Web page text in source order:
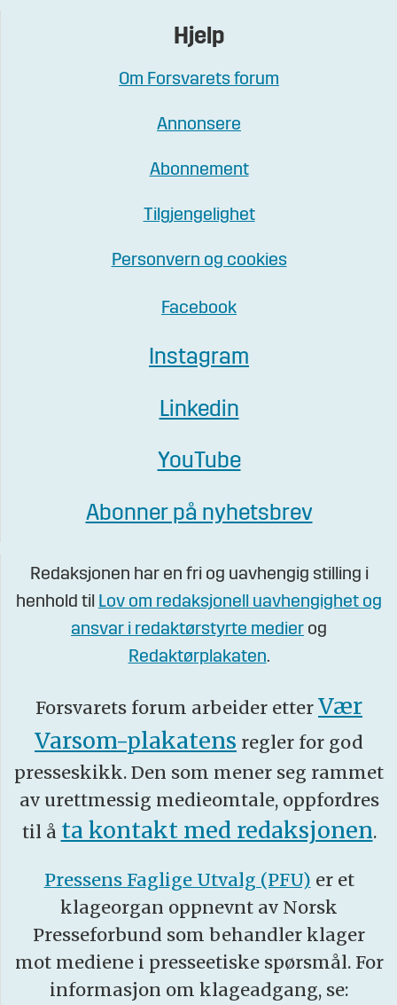
Hjelp
Om Forsvarets forum
Annonsere
Abonnement
Tilgjengelighet
Personvern og cookies
Facebook
Instagram
Linkedin
YouTube
Abonner på nyhetsbrev
Redaksjonen har en fri og uavhengig stilling i
henhold til Lov om redaksjonell uavhengighet og
ansvar i redaktørstyrte medier og
Redaktørplakaten.
Forsvarets forum arbeider etter Vær
Varsom-plakatens regler for god
presseskikk. Den som mener seg rammet
av urettmessig medieomtale, oppfordres
til å ta kontakt med redaksjonen.
Pressens Faglige Utvalg (PFU) er et
klageorgan oppnevnt av Norsk
Presseforbund som behandler klager
mot mediene i presseetiske spørsmål. For
informasjon om klageadgang, se: